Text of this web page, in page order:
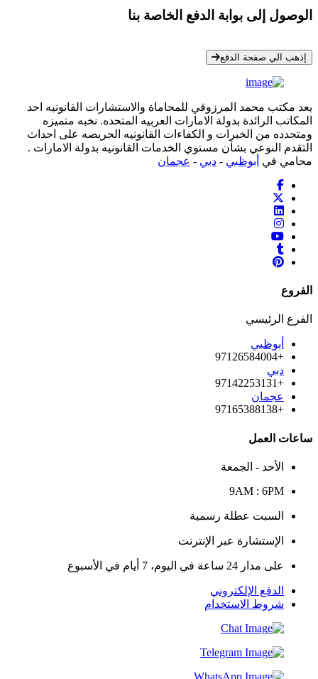
الوصول إلى بوابة الدفع الخاصة بنا
إذهب الي صفحة الدفع
يعد مكتب محمد المرزوقي للمحاماة والاستشارات القانونيه احد
المكاتب الرائدة بدولة الامارات العربيه المتحده. نخبه متميزه
ومتجدده من الخبرات و الكفاءات القانونيه الحريصه على احداث
التقدم النوعي بشأن مستوي الخدمات القانونيه بدولة الامارات .
محامي في أبوظبي - دبي - عجمان
الفروع
الفرع الرئيسي
أبوظبي
+97126584004
دبي
+97142253131
عجمان
+97165388138
ساعات العمل
الأحد - الجمعة
9AM : 6PM
السبت عطلة رسمية
الإستشارة عبر الإنترنت
على مدار 24 ساعة في اليوم، 7 أيام في الأسبوع
الدفع الإلكتروني
شروط الاستخدام